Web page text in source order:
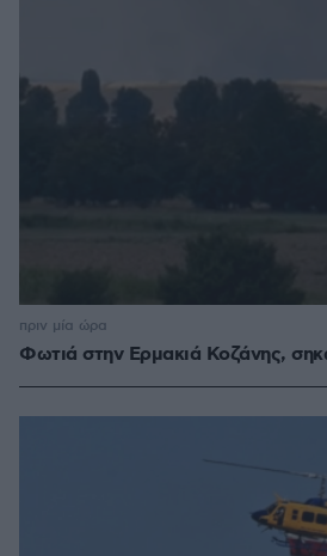
Φωτιά στην Ερμακιά Κοζάνης,
πριν μία ώρα